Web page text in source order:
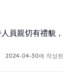
員親切有禮貌，
2024-04-30에 작성된